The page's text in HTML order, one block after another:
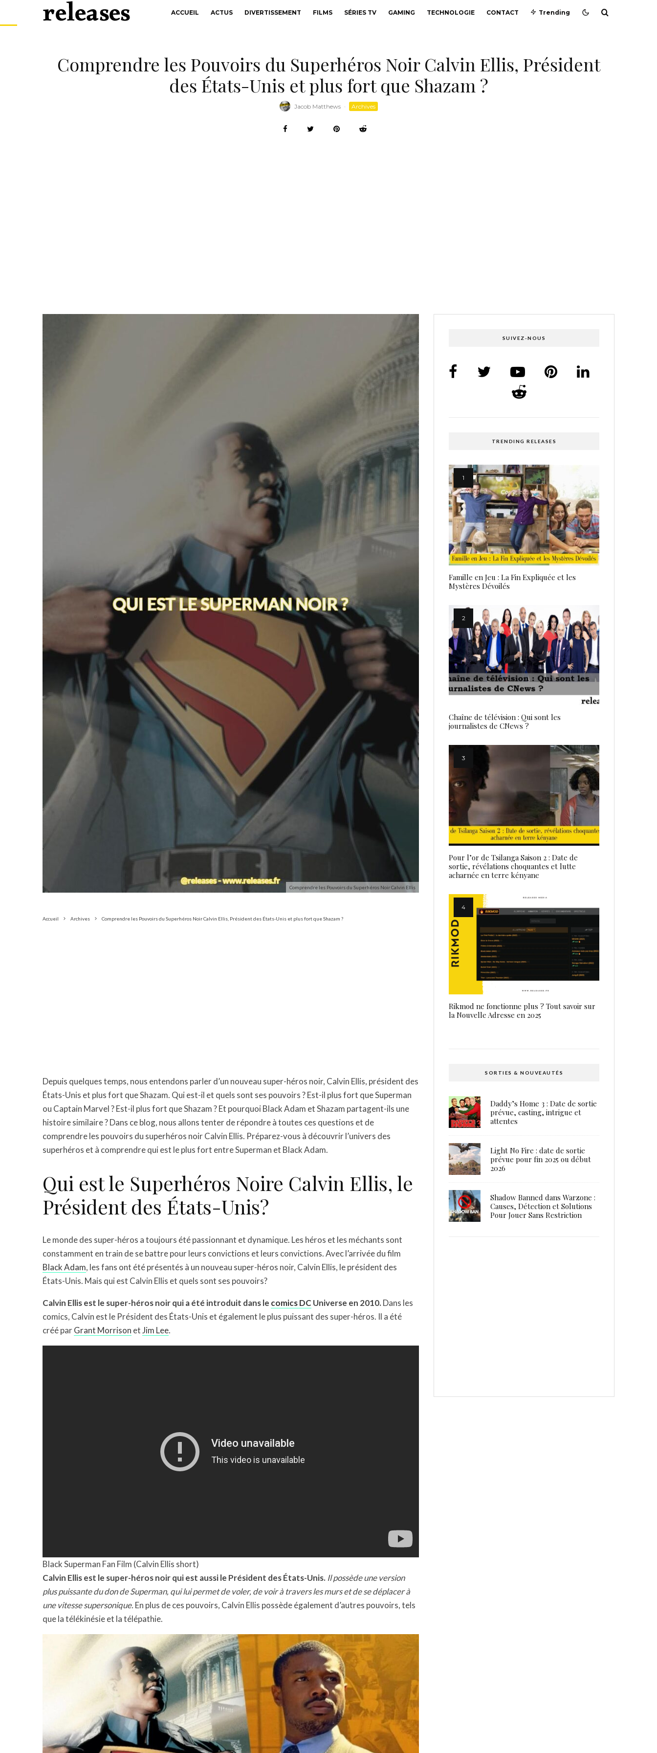
ACCUEIL ACTUS DIVERTISSEMENT FILMS SÉRIES TV GAMING TECHNOLOGIE CONTACT Trending
Comprendre les Pouvoirs du Superhéros Noir Calvin Ellis, Président
des États-Unis et plus fort que Shazam ?
Jacob Matthews · Archives
Comprendre les Pouvoirs du Superhéros Noir Calvin Ellis
Accueil Archives Comprendre les Pouvoirs du Superhéros Noir Calvin Ellis, Président des États-Unis et plus fort que Shazam ?
Depuis quelques temps, nous entendons parler d’un nouveau super-héros noir, Calvin Ellis, président des
États-Unis et plus fort que Shazam. Qui est-il et quels sont ses pouvoirs ? Est-il plus fort que Superman
ou Captain Marvel ? Est-il plus fort que Shazam ? Et pourquoi Black Adam et Shazam partagent-ils une
histoire similaire ? Dans ce blog, nous allons tenter de répondre à toutes ces questions et de
comprendre les pouvoirs du superhéros noir Calvin Ellis. Préparez-vous à découvrir l’univers des
superhéros et à comprendre qui est le plus fort entre Superman et Black Adam.
Qui est le Superhéros Noire Calvin Ellis, le
Président des États-Unis?
Le monde des super-héros a toujours été passionnant et dynamique. Les héros et les méchants sont
constamment en train de se battre pour leurs convictions et leurs convictions. Avec l’arrivée du film
Black Adam, les fans ont été présentés à un nouveau super-héros noir, Calvin Ellis, le président des
États-Unis. Mais qui est Calvin Ellis et quels sont ses pouvoirs?
Calvin Ellis est le super-héros noir qui a été introduit dans le comics DC Universe en 2010.Dans les
comics, Calvin est le Président des États-Unis et également le plus puissant des super-héros. Il a été
créé parGrant Morrison etJim Lee.
Black Superman Fan Film (Calvin Ellis short)
Calvin Ellis est le super-héros noir qui est aussi le Président des États-Unis. Il possède une version
plus puissante du don de Superman, qui lui permet de voler, de voir à travers les murs et de se déplacer à
une vitesse supersonique. En plus de ces pouvoirs, Calvin Ellis possède également d’autres pouvoirs, tels
que la télékinésie et la télépathie.
SUIVEZ-NOUS
TRENDING RELEASES
Famille en Jeu : La Fin Expliquée et les
Mystères Dévoilés
Chaîne de télévision : Qui sont les
journalistes de CNews ?
Pour l’or de Tsilanga Saison 2 : Date de
sortie, révélations choquantes et lutte
acharnée en terre kényane
Rikmod ne fonctionne plus ? Tout savoir sur
la Nouvelle Adresse en 2025
SORTIES & NOUVEAUTÉS
Daddy’s Home 3 : Date de sortie
prévue, casting, intrigue et
attentes
Light No Fire : date de sortie
prévue pour fin 2025 ou début
2026
Shadow Banned dans Warzone :
Causes, Détection et Solutions
Pour Jouer Sans Restriction